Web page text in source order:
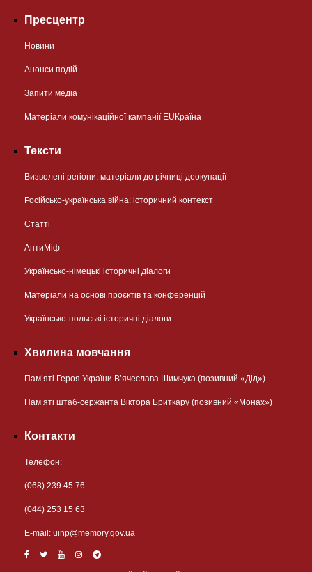
Пресцентр
Новини
Анонси подій
Запити медіа
Матеріали комунікаційної кампанії EUКраїна
Тексти
Визволені регіони: матеріали до річниці деокупації
Російсько-українська війна: історичний контекст
Статті
АнтиМіф
Українсько-німецькі історичні діалоги
Матеріали на основі проєктів та конференцій
Українсько-польські історичні діалоги
Хвилина мовчання
Пам’яті Героя України В’ячеслава Шимчука (позивний «Дід»)
Пам’яті штаб-сержанта Віктора Бриткару (позивний «Монах»)
Контакти
Телефон:
(068) 239 45 76
(044) 253 15 63
Е-mail: uinp@memory.gov.ua